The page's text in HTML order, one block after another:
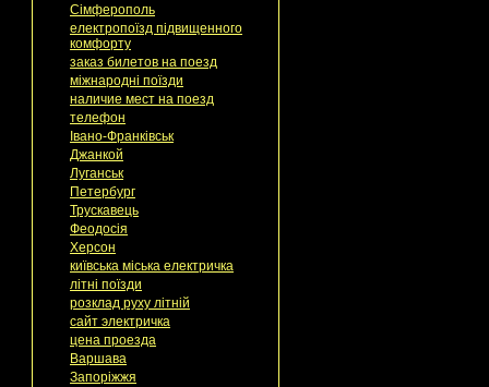
Сімферополь
електропоїзд підвищенного
комфорту
заказ билетов на поезд
міжнародні поїзди
наличие мест на поезд
телефон
Івано-Франківськ
Джанкой
Луганськ
Петербург
Трускавець
Феодосія
Херсон
київська міська електричка
літні поїзди
розклад руху літній
сайт электричка
цена проезда
Варшава
Запоріжжя